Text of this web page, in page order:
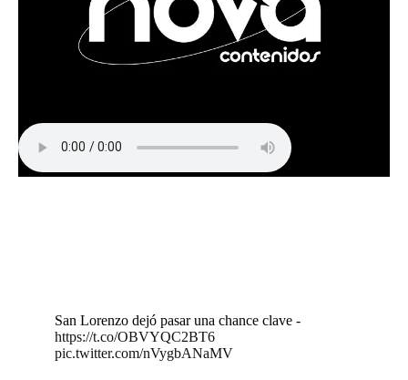
San Lorenzo dejó pasar una chance clave -
https://t.co/OBVYQC2BT6
pic.twitter.com/nVygbANaMV